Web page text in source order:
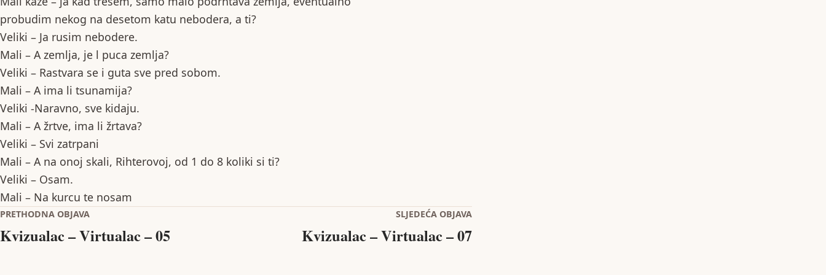
probudim nekog na desetom katu nebodera, a ti?
Veliki – Ja rusim nebodere.
Mali – A zemlja, je l puca zemlja?
Veliki – Rastvara se i guta sve pred sobom.
Mali – A ima li tsunamija?
Veliki -Naravno, sve kidaju.
Mali – A žrtve, ima li žrtava?
Veliki – Svi zatrpani
Mali – A na onoj skali, Rihterovoj, od 1 do 8 koliki si ti?
Veliki – Osam.
Mali – Na kurcu te nosam
Navigacija objava
PRETHODNA OBJAVA
Kvizualac – Virtualac – 05
SLJEDEĆA OBJAVA
Kvizualac – Virtualac – 07